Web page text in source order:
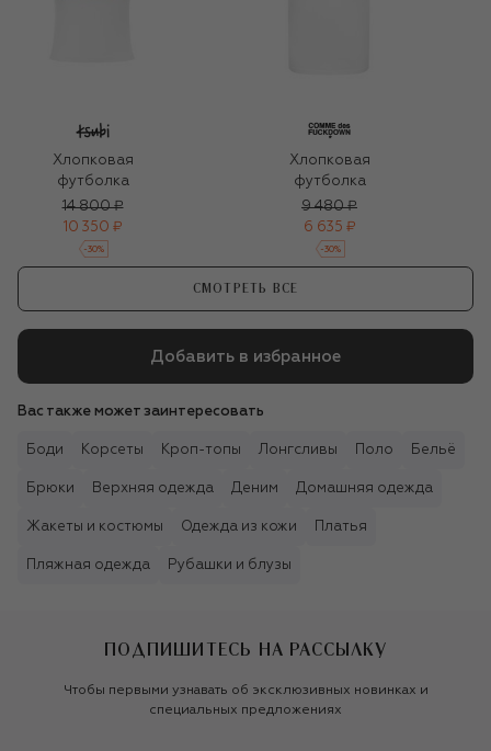
Хлопковая
футболка
14 800 ₽
10 350 ₽
-30%
Хлопковая
футболка
9 480 ₽
6 635 ₽
-30%
СМОТРЕТЬ ВСЕ
Добавить в избранное
Вас также может заинтересовать
Боди Корсеты Кроп-топы Лонгсливы Поло Бельё
Брюки Верхняя одежда Деним Домашняя одежда
Жакеты и костюмы Одежда из кожи Платья
Пляжная одежда Рубашки и блузы
ПОДПИШИТЕСЬ НА РАССЫЛКУ
Чтобы первыми узнавать об эксклюзивных новинках и
специальных предложениях